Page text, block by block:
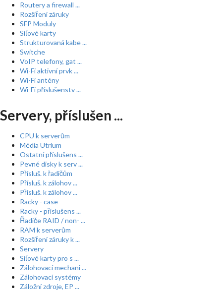
Routery a firewall ...
Rozšíření záruky
SFP Moduly
Síťové karty
Strukturovaná kabe ...
Switche
VoIP telefony, gat ...
Wi-Fi aktivní prvk ...
Wi-Fi antény
Wi-Fi příslušenstv ...
Servery, příslušen ...
CPU k serverům
Média Utrium
Ostatní příslušens ...
Pevné disky k serv ...
Přísluš. k řadičům
Přísluš. k zálohov ...
Přísluš. k zálohov ...
Racky - case
Racky - příslušens ...
Řadiče RAID / non- ...
RAM k serverům
Rozšíření záruky k ...
Servery
Síťové karty pro s ...
Zálohovací mechani ...
Zálohovací systémy
Záložní zdroje, EP ...